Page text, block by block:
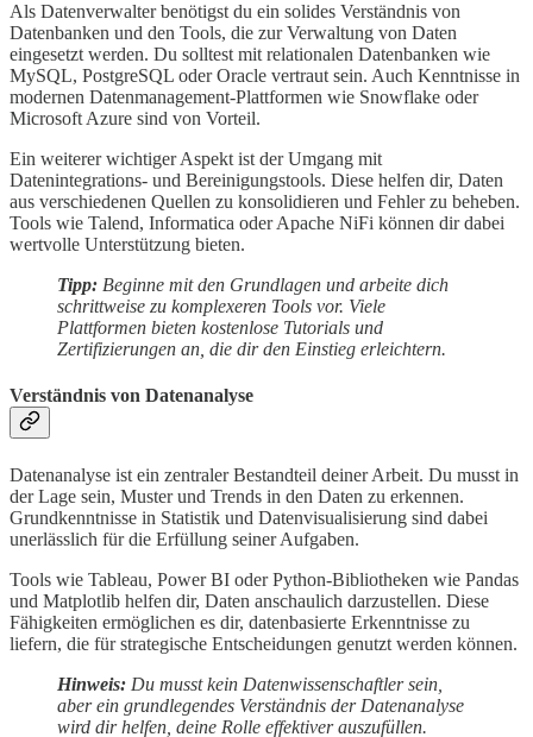
Als Datenverwalter benötigst du ein solides Verständnis von
Datenbanken und den Tools, die zur Verwaltung von Daten
eingesetzt werden. Du solltest mit relationalen Datenbanken wie
MySQL, PostgreSQL oder Oracle vertraut sein. Auch Kenntnisse in
modernen Datenmanagement-Plattformen wie Snowflake oder
Microsoft Azure sind von Vorteil.
Ein weiterer wichtiger Aspekt ist der Umgang mit
Datenintegrations- und Bereinigungstools. Diese helfen dir, Daten
aus verschiedenen Quellen zu konsolidieren und Fehler zu beheben.
Tools wie Talend, Informatica oder Apache NiFi können dir dabei
wertvolle Unterstützung bieten.
Tipp: Beginne mit den Grundlagen und arbeite dich
schrittweise zu komplexeren Tools vor. Viele
Plattformen bieten kostenlose Tutorials und
Zertifizierungen an, die dir den Einstieg erleichtern.
Verständnis von Datenanalyse
Datenanalyse ist ein zentraler Bestandteil deiner Arbeit. Du musst in
der Lage sein, Muster und Trends in den Daten zu erkennen.
Grundkenntnisse in Statistik und Datenvisualisierung sind dabei
unerlässlich für die Erfüllung seiner Aufgaben.
Tools wie Tableau, Power BI oder Python-Bibliotheken wie Pandas
und Matplotlib helfen dir, Daten anschaulich darzustellen. Diese
Fähigkeiten ermöglichen es dir, datenbasierte Erkenntnisse zu
liefern, die für strategische Entscheidungen genutzt werden können.
Hinweis: Du musst kein Datenwissenschaftler sein,
aber ein grundlegendes Verständnis der Datenanalyse
wird dir helfen, deine Rolle effektiver auszufüllen.